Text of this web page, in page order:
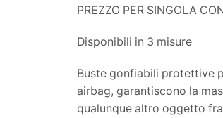
PREZZO PER SINGOLA
Disponibili in 3 misure
Buste gonfiabili protettive
airbag, garantiscono la
qualunque altro oggetto